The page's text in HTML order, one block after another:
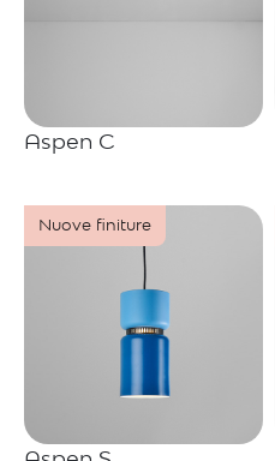
Aspen C
Nuove finiture